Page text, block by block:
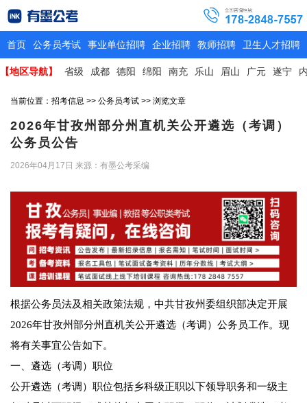
首页 公务员考试 事业单位招聘 企业招聘 教师招聘 卫生人才招聘
【地区导航】 省级 成都 德阳 绵阳 南充 乐山 眉山 广元 遂宁
当前位置： 招考信息 >> 公务员考试 >> 浏览文章
2026年甘孜州部分州直机关公开遴选（考调）
公务员公告
2026年04月17日 来源：有墨公考采编
根据公务员法及相关政策法规，中共甘孜州委组织部决定开展
2026年甘孜州部分州直机关公开遴选（考调）公务员工作。现
将有关事宜公告如下。
一、遴选（考调）职位
公开遴选（考调）职位包括乡科级正职以下领导职务和一级主